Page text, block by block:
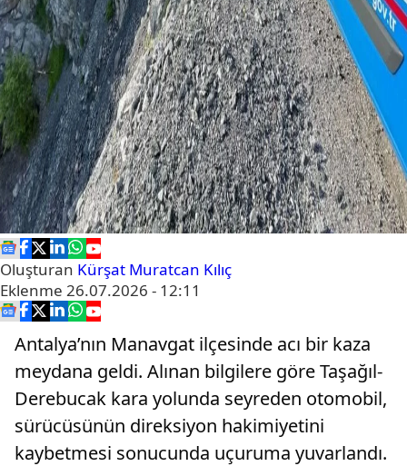
Oluşturan Kürşat Muratcan Kılıç
Eklenme 26.07.2026 - 12:11
Antalya’nın Manavgat ilçesinde acı bir kaza
meydana geldi. Alınan bilgilere göre Taşağıl-
Derebucak kara yolunda seyreden otomobil,
sürücüsünün direksiyon hakimiyetini
kaybetmesi sonucunda uçuruma yuvarlandı.